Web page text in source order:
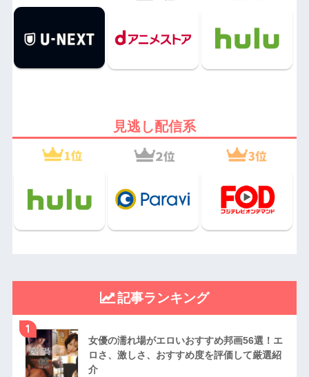
見逃し配信系
記事ランキング
1
女優の濡れ場がエロいおすすめ邦画56選！エ
ロさ、激しさ、おすすめ度を評価して厳選紹
介